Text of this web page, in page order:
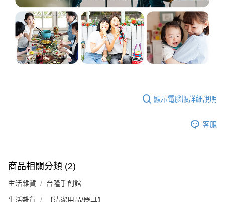
顯示電腦版詳細說明
客服
商品相關分類 (2)
生活雜貨 台隆手創館
生活雜貨 【清潔用品/器具】